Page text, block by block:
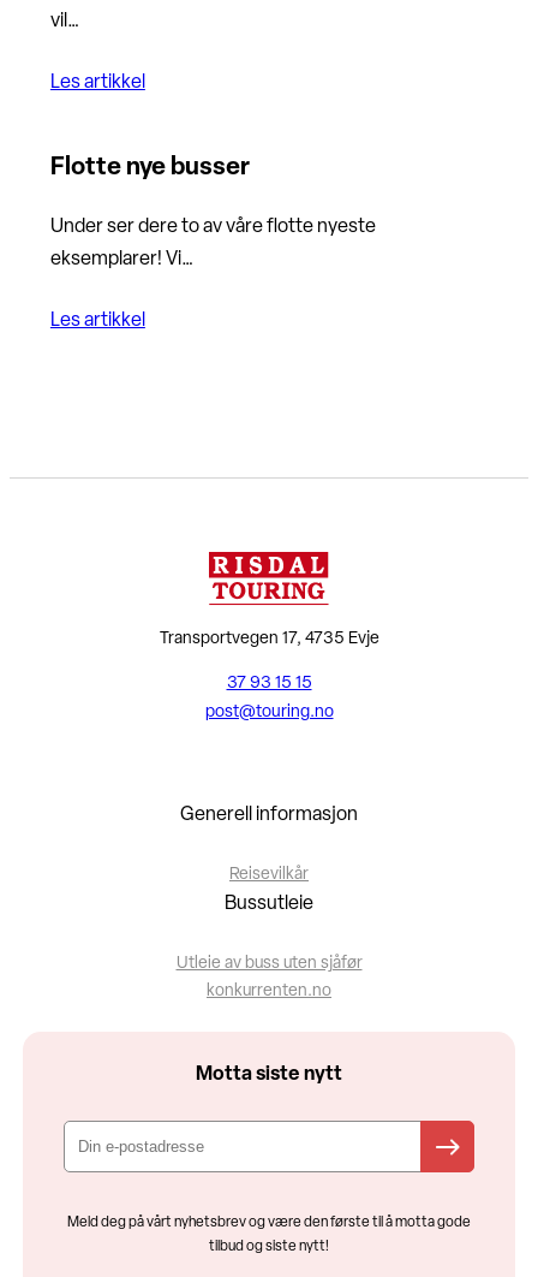
vil…
Les artikkel
Flotte nye busser
Under ser dere to av våre flotte nyeste
eksemplarer! Vi…
Les artikkel
Transportvegen 17, 4735 Evje
37 93 15 15
post@touring.no
Generell informasjon
Reisevilkår
Bussutleie
Utleie av buss uten sjåfør
konkurrenten.no
Motta siste nytt
Meld deg på vårt nyhetsbrev og være den første til å motta gode
tilbud og siste nytt!